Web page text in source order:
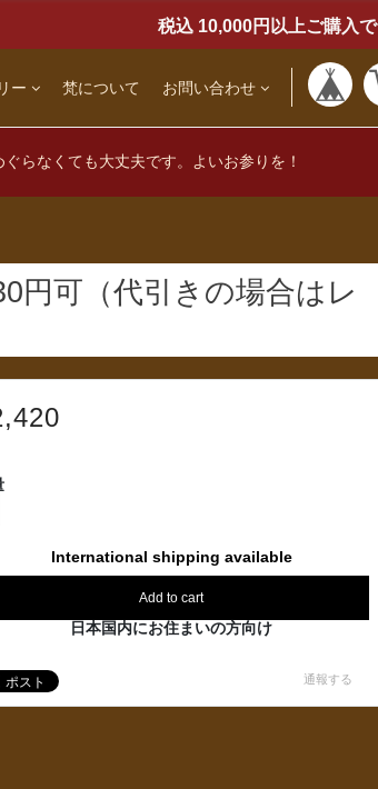
税込 10,000円以上ご購入で
ー 梵について お問い合わせ
らなくても大丈夫です。よいお参りを！
可（代引きの場合はレ
International shipping available
Add to cart
日本国内にお住まいの方向け
通報する